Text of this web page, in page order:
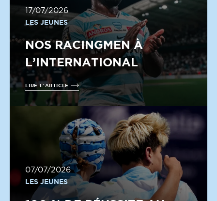
17/07/2026
LES JEUNES
NOS RACINGMEN À
L’INTERNATIONAL
LIRE L'ARTICLE
07/07/2026
LES JEUNES